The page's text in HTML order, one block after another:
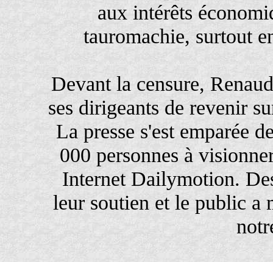
aux intérêts
tauromachie, surtout
Devant la censure,
ses dirigeants de revenir
La presse s'est emparée
000 personnes à
Internet Dailymotion.
leur soutien et le public a